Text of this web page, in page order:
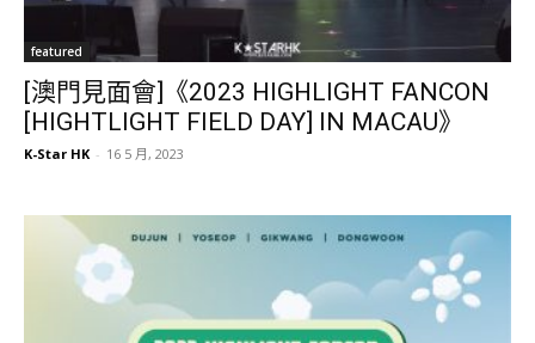
featured
[澳門見面會]《2023 HIGHLIGHT FANCON
[HIGHTLIGHT FIELD DAY] IN MACAU》
K-Star HK - 16 5 月, 2023